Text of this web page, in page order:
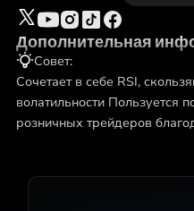
Дополнительная
Совет:
Сочетает в себе RSI,
волатильности Пользуется
розничных трейдеров